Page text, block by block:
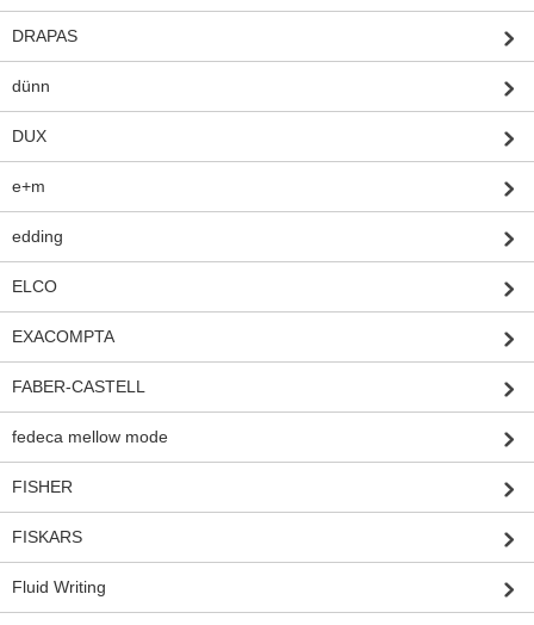
DRAPAS
dünn
DUX
e+m
edding
ELCO
EXACOMPTA
FABER-CASTELL
fedeca mellow mode
FISHER
FISKARS
Fluid Writing